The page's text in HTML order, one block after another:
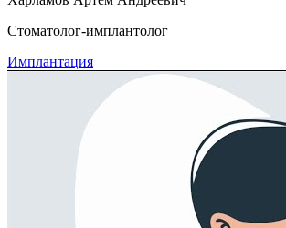
Стоматолог-имплантолог
Имплантация